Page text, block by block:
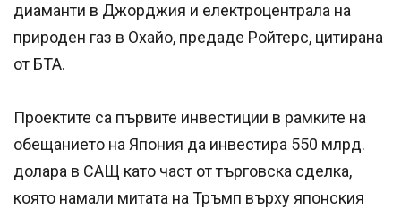
диаманти в Джорджия и електроцентрала на
природен газ в Охайо, предаде Ройтерс, цитирана
от БТА.
Проектите са първите инвестиции в рамките на
обещанието на Япония да инвестира 550 млрд.
долара в САЩ като част от търговска сделка,
която намали митата на Тръмп върху японския